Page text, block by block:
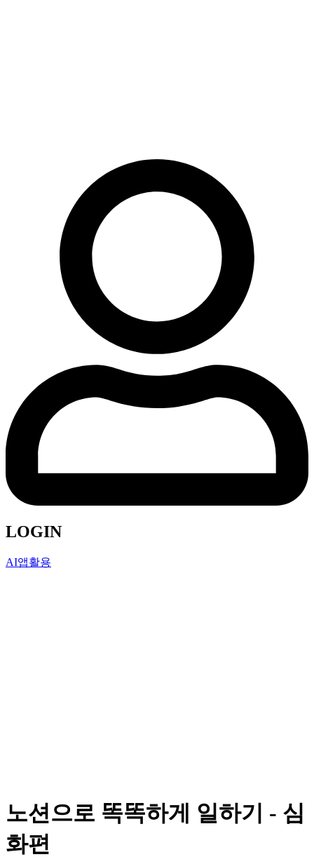
LOGIN
AI앱활용
노션으로 똑똑하게 일하기 - 심
화편